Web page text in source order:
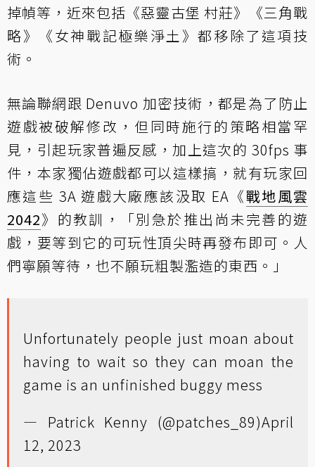
掉幀等，近來包括《惡靈古堡 村莊》《三角戰
略》《女神戰記極樂淨土》都移除了這項技
術。
無論聯網跟 Denuvo 加密技術，都是為了防止
遊戲被破解修改，但同時施行的策略相當罕
見，引起玩家普遍反感，加上這次的 30fps 事
件，本家獨佔遊戲都可以這樣搞，就有玩家回
應這些 3A 遊戲大廠應該汲取 EA《戰地風雲
2042》的教訓，「別急於推出尚未完善的遊
戲，要等到它的可玩性頂尖時再發布即可。人
們寧願等待，也不願玩粗製濫造的東西。」
Unfortunately people just moan about
having to wait so they can moan the
game is an unfinished buggy mess
— Patrick Kenny (@patches_89)April
12, 2023